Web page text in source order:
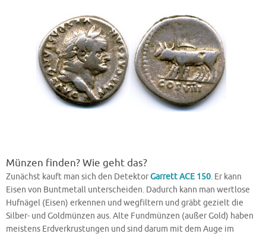
Münzen finden? Wie geht das?
Zunächst kauft man sich den DetektorGarrett ACE 150. Er kann
Eisen von Buntmetall unterscheiden. Dadurch kann man wertlose
Hufnägel (Eisen) erkennen und wegfiltern und gräbt gezielt die
Silber- und Goldmünzen aus. Alte Fundmünzen (außer Gold) haben
meistens Erdverkrustungen und sind darum mit dem Auge im